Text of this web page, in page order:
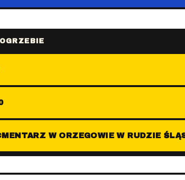
W ORZEGOWIE W RUDZIE